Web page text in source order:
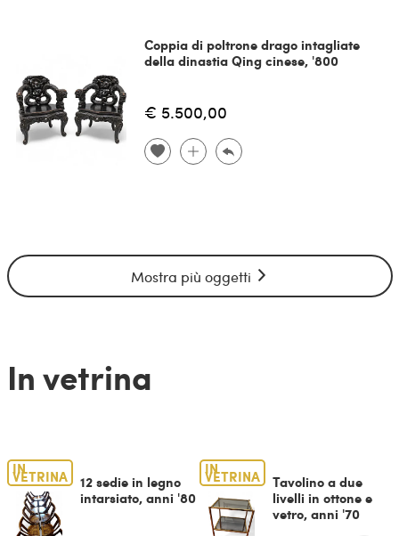
Coppia di poltrone drago intagliate
della dinastia Qing cinese, '800
€ 5.500,00
Mostra più oggetti
In vetrina
IN
VETRINA
12 sedie in legno
intarsiato, anni '80
IN
VETRINA
Tavolino a due
livelli in ottone e
vetro, anni '70